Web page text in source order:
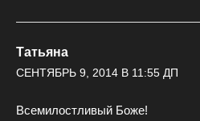
Татьяна
СЕНТЯБРЬ 9, 2014 В 11:55 ДП
Всемилостливый Боже!